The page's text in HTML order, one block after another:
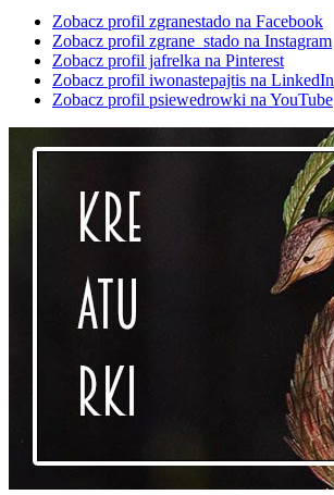
Zobacz profil zgranestado na Facebook
Zobacz profil zgrane_stado na Instagram
Zobacz profil jafrelka na Pinterest
Zobacz profil iwonastepajtis na LinkedIn
Zobacz profil psiewedrowki na YouTube